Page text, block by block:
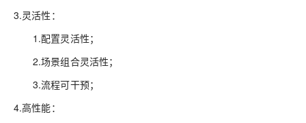
3.灵活性：
1.配置灵活性；
2.场景组合灵活性；
3.流程可干预；
4.高性能：